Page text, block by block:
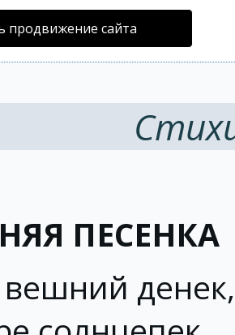
продвижение сайта
ПЕСЕНКА
денек,